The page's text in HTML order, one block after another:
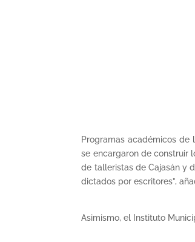
Programas académicos de
se encargaron de construir
de talleristas de Cajasán y
dictados por escritores”,
Asimismo, el Instituto